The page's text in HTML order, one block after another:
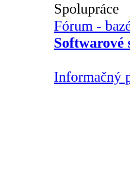
Spolupráce
Fórum -
Softwarové
Informačný